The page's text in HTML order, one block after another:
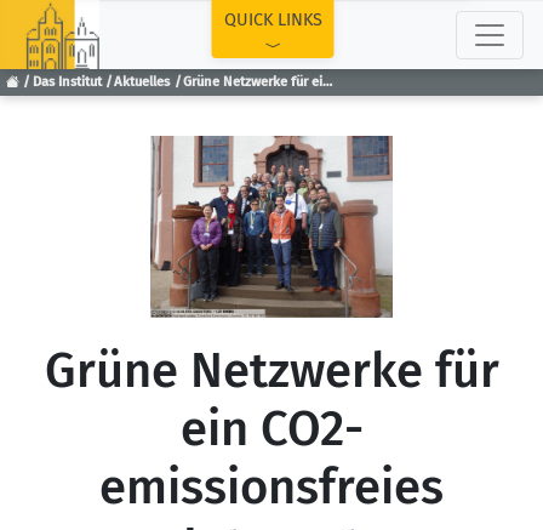
Das Institut Aktuelles Grüne Netzwerke für ein CO2-emissionsfreies Internet
QUICK LINKS
Grüne Netzwerke für
ein CO2-
emissionsfreies